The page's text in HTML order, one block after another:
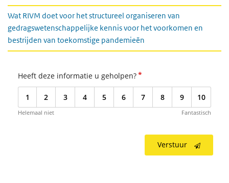
Wat RIVM doet voor het structureel organiseren van
gedragswetenschappelijke kennis voor het voorkomen en
bestrijden van toekomstige pandemieën
Heeft deze informatie u geholpen?*
1 2 3 4 5 6 7 8 9 10
Helemaal niet Fantastisch
Verstuur